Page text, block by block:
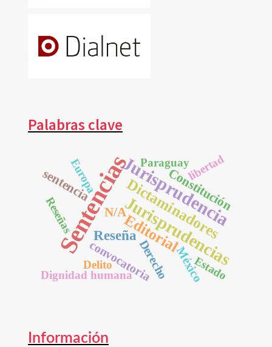
Palabras clave
SentenciasJurisprudencia
Jurisprudencias
Editorial
Dictaminadores
Reseña
Constitución
sentencia
N/A
Derecho
convocatoria México
Dignidad humana Estado
Reseñas
libertad
Paraguay
Europa
Delito
Información